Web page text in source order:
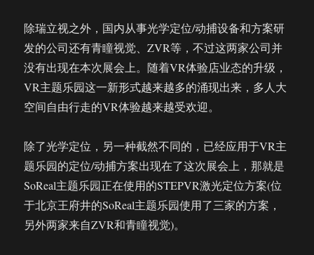
除瑞立视之外，国内从事光学定位/动捕设备和方案研
发的公司还有青瞳视觉、ZVR等，不过这两家公司并
没有出现在本次展会上。随着VR体验店业态的升级，
VR主题乐园这一新形式越来越多的涌现出来，多人大
空间自由行走的VR体验越来越受欢迎。
除了光学定位，另一种截然不同的，已经应用于VR主
题乐园的定位/动捕方案出现在了这次展会上，那就是
SoReal主题乐园正在使用的STEPVR激光定位方案(位
于北京王府井的SoReal主题乐园使用了三家的方案，
另外两家来自ZVR和青瞳视觉)。